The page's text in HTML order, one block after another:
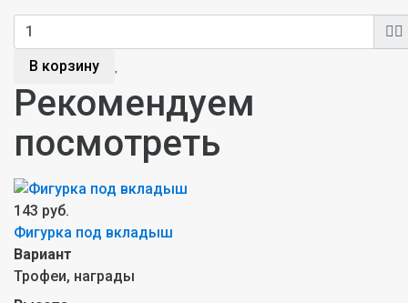
В корзину
Рекомендуем
посмотреть
143 руб.
Фигурка под вкладыш
Вариант
Трофеи, награды